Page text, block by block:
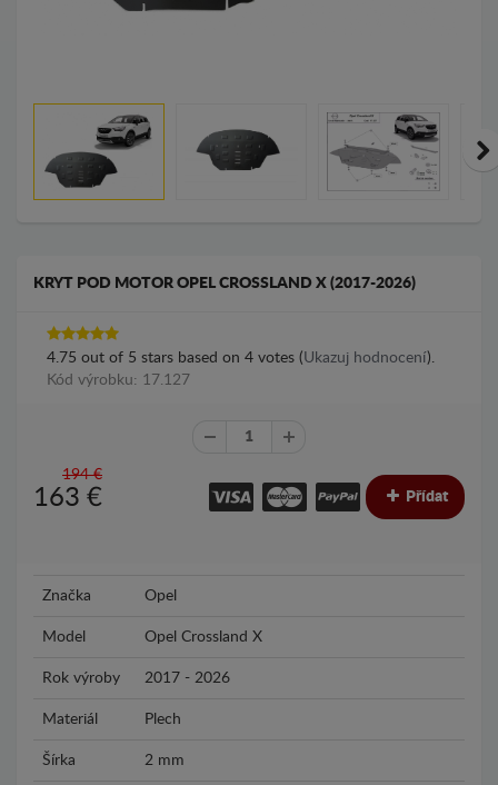
KRYT POD MOTOR OPEL CROSSLAND X (2017-2026)
4.75 out of 5 stars based on 4 votes (Ukazuj hodnocení).
Kód výrobku: 17.127
194 €
163 € Přídat
Značka Opel
Model Opel Crossland X
Rok výroby 2017 - 2026
Materiál Plech
Šírka 2 mm